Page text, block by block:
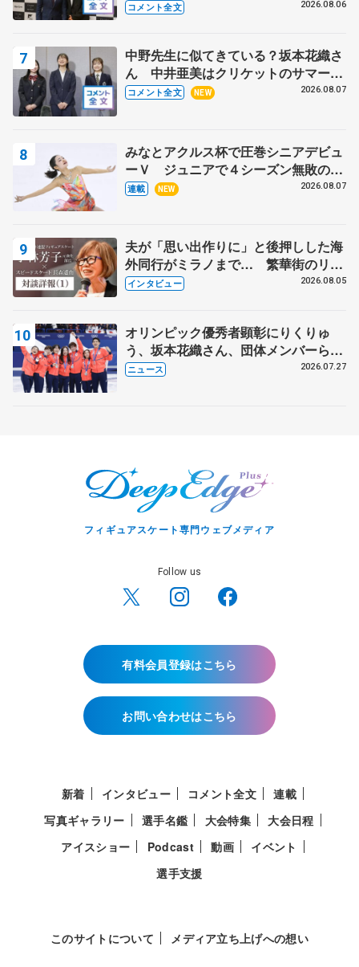
る？」 〝兄さん〟と慕うレジェンド
コメント全文 2026.08.06
中野先生に似てきている？坂本花織さ
ん 中井亜美はクリケットのサマーキ
ャンプに 島田麻央はたくさん試合に
コメント全文 NEW 2026.08.07
みなとアクルス杯で圧巻シニアデビュ
ーＶ ジュニアで４シーズン無敗の島
田麻央
連載 NEW 2026.08.07
夫が「思い出作りに」と後押しした海
外同行がミラノまで… 繁華街のリン
クでは不良のお兄さんも味方に 小林
インタビュー 2026.08.05
オリンピック優秀者顕彰にりくりゅ
う、坂本花織さん、団体メンバーら
8月7日に文科省が表彰式、ブルーノ・
ニュース 2026.07.27
フィギュアスケート専門ウェブメディア
Follow us
有料会員登録はこちら
お問い合わせはこちら
新着 インタビュー コメント全文
連載
写真ギャラリー
選手名鑑 大会特集
大会日程
アイスショー
Podcast 動画
イベント
選手支援
このサイトについて メディア立ち上げへの想い